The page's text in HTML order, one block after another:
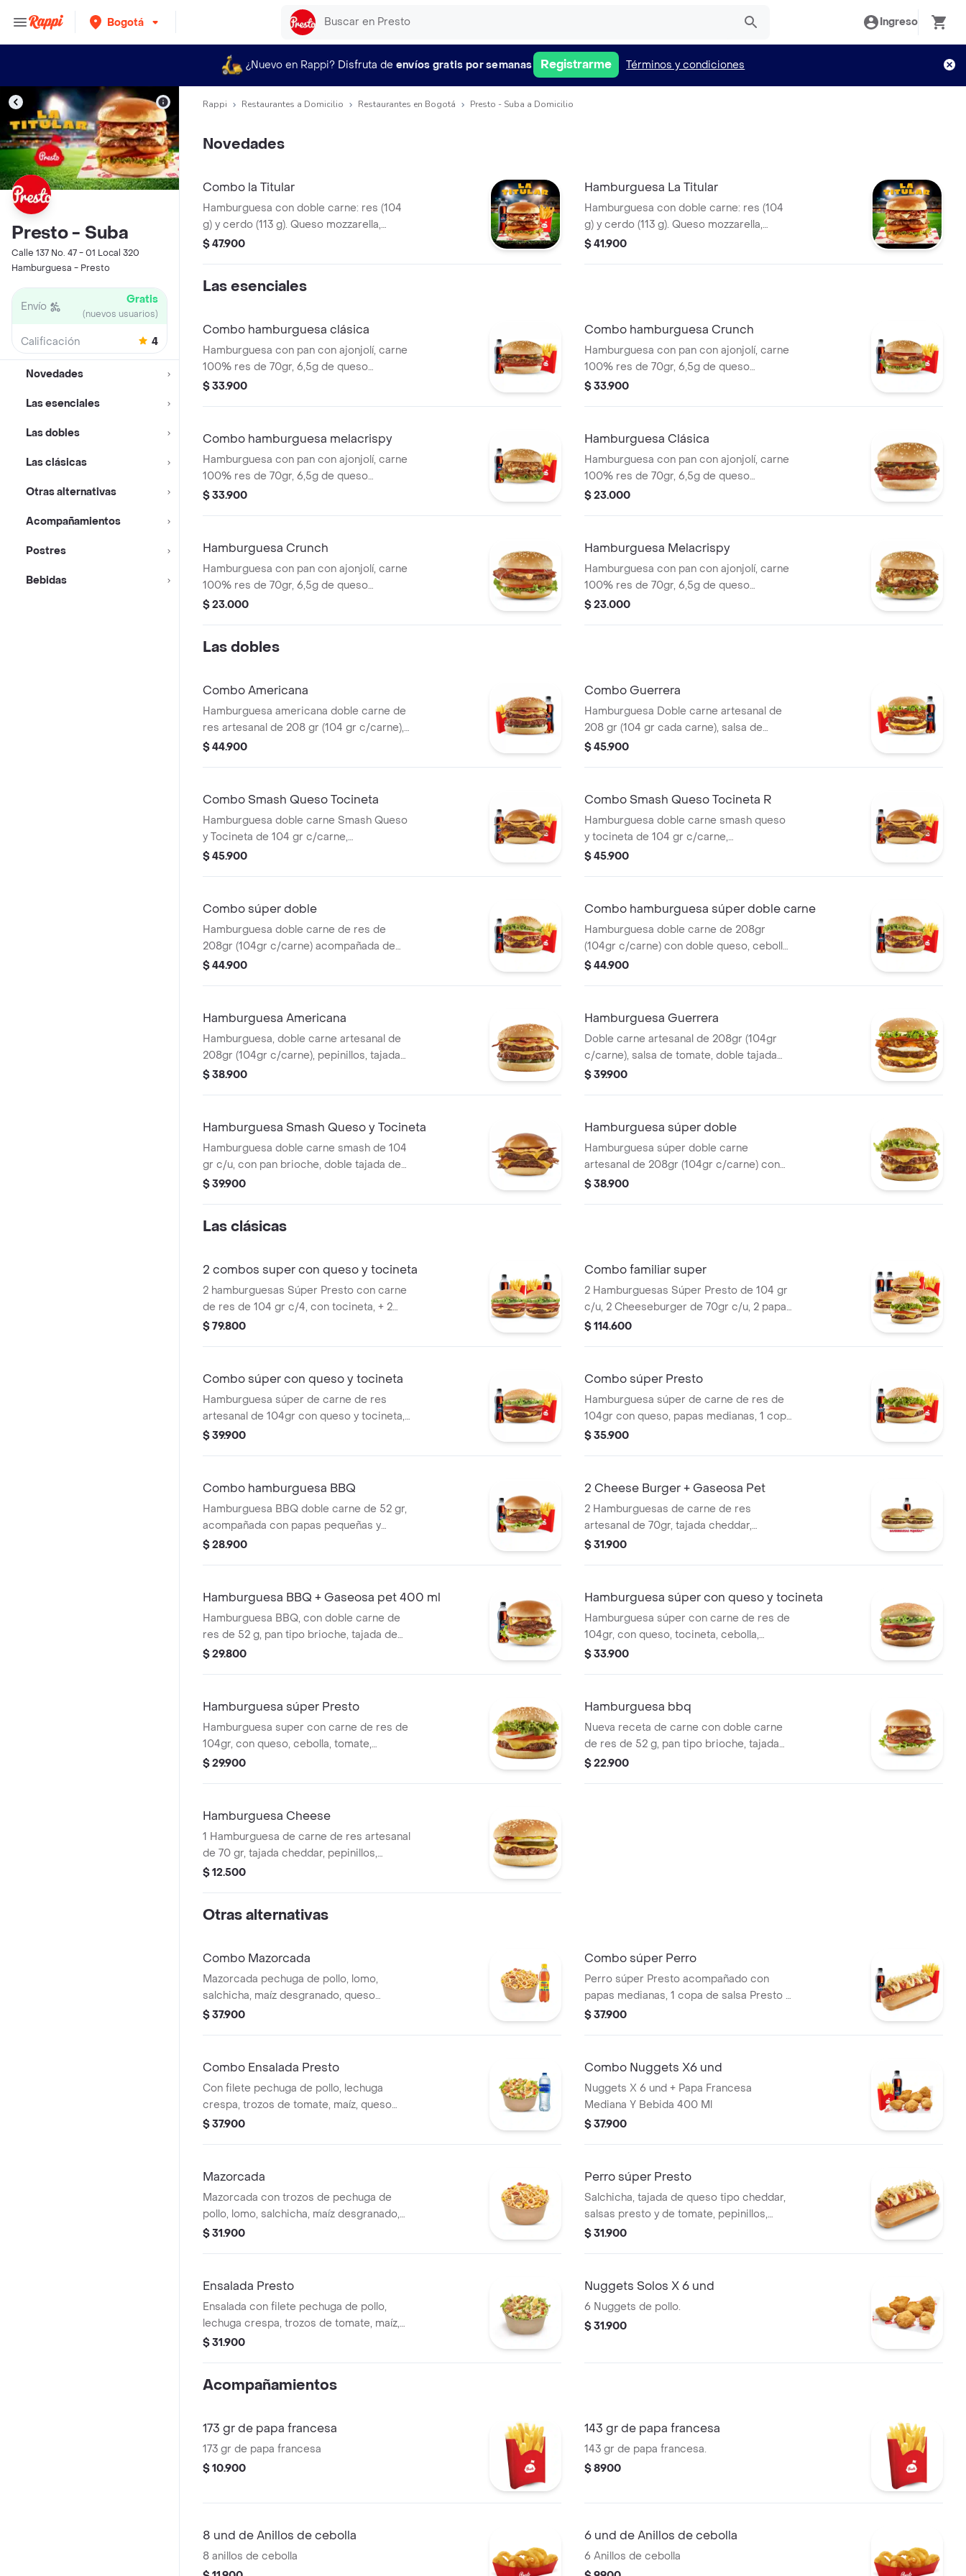
Bogotá Ingreso
¿Nuevo en Rappi? Disfruta de envíos gratis por semanas Registrarme Términos y condiciones
Presto - Suba
Calle 137 No. 47 - 01 Local 320
Hamburguesa - Presto
Envío Gratis
(nuevos usuarios)
Calificación 4
Novedades
Las esenciales
Las dobles
Las clásicas
Otras alternativas
Acompañamientos
Postres
Bebidas
Rappi Restaurantes a Domicilio Restaurantes en Bogotá Presto - Suba a Domicilio
Novedades
Combo la Titular
Hamburguesa con doble carne: res (104
g) y cerdo (113 g). Queso mozzarella,
tocineta, salsa Master de Bary: mayonesa
brioche.
$ 47.900
Hamburguesa La Titular
Hamburguesa con doble carne: res (104
g) y cerdo (113 g). Queso mozzarella,
tocineta, salsa Master de Bary: mayonesa
$ 41.900
Las esenciales
Combo hamburguesa clásica
Hamburguesa con pan con ajonjolí, carne
100% res de 70gr, 6,5g de queso
cheddar, salsa de tomate y mostaza, con
pequeñas, una copa de salsa Presto y
$ 33.900
Combo hamburguesa Crunch
Hamburguesa con pan con ajonjolí, carne
100% res de 70gr, 6,5g de queso
cheddar, crujientes anillos de cebolla,
pequeñas, una copa de salsa Presto y
bebida de 400ml.
$ 33.900
Combo hamburguesa melacrispy
Hamburguesa con pan con ajonjolí, carne
100% res de 70gr, 6,5g de queso
cheddar, con dos tipos de cebolla:
papas pequeñas, una copa de salsa
Presto y bebida de 400ml.
$ 33.900
Hamburguesa Clásica
Hamburguesa con pan con ajonjolí, carne
100% res de 70gr, 6,5g de queso
cheddar, salsa de tomate y mostaza, con
$ 23.000
Hamburguesa Crunch
Hamburguesa con pan con ajonjolí, carne
100% res de 70gr, 6,5g de queso
cheddar, crujientes anillos de cebolla,
$ 23.000
Hamburguesa Melacrispy
Hamburguesa con pan con ajonjolí, carne
100% res de 70gr, 6,5g de queso
cheddar, con dos tipos de cebolla:
$ 23.000
Las dobles
Combo Americana
Hamburguesa americana doble carne de
res artesanal de 208 gr (104 gr c/carne),
con papas medianas, 1 copa de salsa
$ 44.900
Combo Guerrera
Hamburguesa Doble carne artesanal de
208 gr (104 gr cada carne), salsa de
tomate, doble tajada cheddar, cebolla
bebida 400 ml
$ 45.900
Combo Smash Queso Tocineta
Hamburguesa doble carne Smash Queso
y Tocineta de 104 gr c/carne,
acompañada con papas medianas y
$ 45.900
Combo Smash Queso Tocineta R
Hamburguesa doble carne smash queso
y tocineta de 104 gr c/carne,
acompañada con papas medianas y
$ 45.900
Combo súper doble
Hamburguesa doble carne de res de
208gr (104gr c/carne) acompañada de
unas papas medianas, 1 copa de salsa
$ 44.900
Combo hamburguesa súper doble carne
Hamburguesa doble carne de 208gr
(104gr c/carne) con doble queso, cebolla,
tomate, lechuga, salsa presto y de
$ 44.900
Hamburguesa Americana
Hamburguesa, doble carne artesanal de
208gr (104gr c/carne), pepinillos, tajada
cheddar y aderezo cheddar, tocineta en
$ 38.900
Hamburguesa Guerrera
Doble carne artesanal de 208gr (104gr
c/carne), salsa de tomate, doble tajada
cheddar, cebolla grillé, tomate, huevo frito
$ 39.900
Hamburguesa Smash Queso y Tocineta
Hamburguesa doble carne smash de 104
gr c/u, con pan brioche, doble tajada de
queso cheddar, doble porción de
$ 39.900
Hamburguesa súper doble
Hamburguesa súper doble carne
artesanal de 208gr (104gr c/carne) con
doble queso, cebolla, tomate, lechuga,
$ 38.900
Las clásicas
2 combos super con queso y tocineta
2 hamburguesas Súper Presto con carne
de res de 104 gr c/4, con tocineta, + 2
papas pequeñas y 2 bebidas pet 400ml.
$ 79.800
Combo familiar super
2 Hamburguesas Súper Presto de 104 gr
c/u, 2 Cheeseburger de 70gr c/u, 2 papas
grandes y 2 gaseosas 400 ml
$ 114.600
Combo súper con queso y tocineta
Hamburguesa súper de carne de res
artesanal de 104gr con queso y tocineta,
papas pequeñas, 1 copa de salsa Presto y
$ 39.900
Combo súper Presto
Hamburguesa súper de carne de res de
104gr con queso, papas medianas, 1 copa
de salsa Presto y gaseosa 400 ml.
$ 35.900
Combo hamburguesa BBQ
Hamburguesa BBQ doble carne de 52 gr,
acompañada con papas pequeñas y
bebida pet de 400 ml.
$ 28.900
2 Cheese Burger + Gaseosa Pet
2 Hamburguesas de carne de res
artesanal de 70gr, tajada cheddar,
pepinillos, cebolla, salsa de tomate y salsa
$ 31.900
Hamburguesa BBQ + Gaseosa pet 400 ml
Hamburguesa BBQ, con doble carne de
res de 52 g, pan tipo brioche, tajada de
queso cheddar, tomate, cebolla y lechuga
$ 29.800
Hamburguesa súper con queso y tocineta
Hamburguesa súper con carne de res de
104gr, con queso, tocineta, cebolla,
tomate, lechuga, salsa presto y salsa de
$ 33.900
Hamburguesa súper Presto
Hamburguesa super con carne de res de
104gr, con queso, cebolla, tomate,
lechuga, salsa presto y salsa de tomate.
$ 29.900
Hamburguesa bbq
Nueva receta de carne con doble carne
de res de 52 g, pan tipo brioche, tajada
de queso cheddar, tomate, cebolla y
$ 22.900
Hamburguesa Cheese
1 Hamburguesa de carne de res artesanal
de 70 gr, tajada cheddar, pepinillos,
cebolla, salsa de tomate y salsa mostaza.
$ 12.500
Otras alternativas
Combo Mazorcada
Mazorcada pechuga de pollo, lomo,
salchicha, maíz desgranado, queso
mozzarella, papa francesa y fósforo,
$ 37.900
Combo súper Perro
Perro súper Presto acompañado con
papas medianas, 1 copa de salsa Presto y
bebida de 400 ml
$ 37.900
Combo Ensalada Presto
Con filete pechuga de pollo, lechuga
crespa, trozos de tomate, maíz, queso
mozzarella, champiñones salteados a la
$ 37.900
Combo Nuggets X6 und
Nuggets X 6 und + Papa Francesa
Mediana Y Bebida 400 Ml
$ 37.900
Mazorcada
Mazorcada con trozos de pechuga de
pollo, lomo, salchicha, maíz desgranado,
queso mozzarella, papa francesa y papa
$ 31.900
Perro súper Presto
Salchicha, tajada de queso tipo cheddar,
salsas presto y de tomate, pepinillos,
cebolla y papa perro
$ 31.900
Ensalada Presto
Ensalada con filete pechuga de pollo,
lechuga crespa, trozos de tomate, maíz,
queso mozzarella, champiñones
$ 31.900
Nuggets Solos X 6 und
6 Nuggets de pollo.
$ 31.900
Acompañamientos
173 gr de papa francesa
173 gr de papa francesa
$ 10.900
143 gr de papa francesa
143 gr de papa francesa.
$ 8900
8 und de Anillos de cebolla
8 anillos de cebolla
6 und de Anillos de cebolla
6 Anillos de cebolla